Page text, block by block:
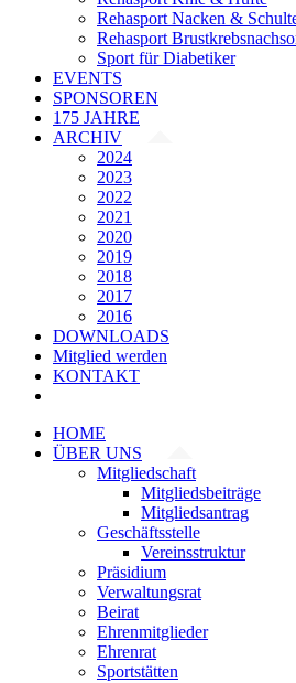
Rehasport Nacken &
Rehasport
Sport für Diabetiker
EVENTS
SPONSOREN
175 JAHRE
ARCHIV
2024
2023
2022
2021
2020
2019
2018
2017
2016
DOWNLOADS
Mitglied werden
KONTAKT
HOME
ÜBER UNS
Mitgliedschaft
Mitgliedsbeiträge
Mitgliedsantrag
Geschäftsstelle
Vereinsstruktur
Präsidium
Verwaltungsrat
Beirat
Ehrenmitglieder
Ehrenrat
Sportstätten